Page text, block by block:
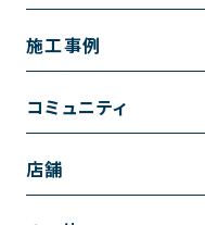
採用情報
キッチンのリフォーム
リノベーション
サービスの流れ
施工事例
施工事例一覧
お風呂の施工事例
コミュニティ
コミュニティ
店舗
越谷店